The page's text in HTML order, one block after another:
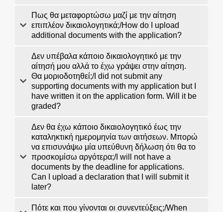
Πως θα μεταφορτώσω μαζί με την αίτηση
επιπλέον δικαιολογητικά;/How do I upload
additional documents with the application?
Δεν υπέβαλα κάποιο δικαιολογητικό με την
αίτησή μου αλλά το έχω γράψει στην αίτηση.
Θα μοριοδοτηθεί;/I did not submit any
supporting documents with my application but I
have written it on the application form. Will it be
graded?
Δεν θα έχω κάποιο δικαιολογητικό έως την
καταληκτική ημερομηνία των αιτήσεων. Μπορώ
να επισυνάψω μία υπεύθυνη δήλωση ότι θα το
προσκομίσω αργότερα;/I will not have a
documents by the deadline for applications.
Can I upload a declaration that I will submit it
later?
Πότε και που γίνονται οι συνεντεύξεις;/When